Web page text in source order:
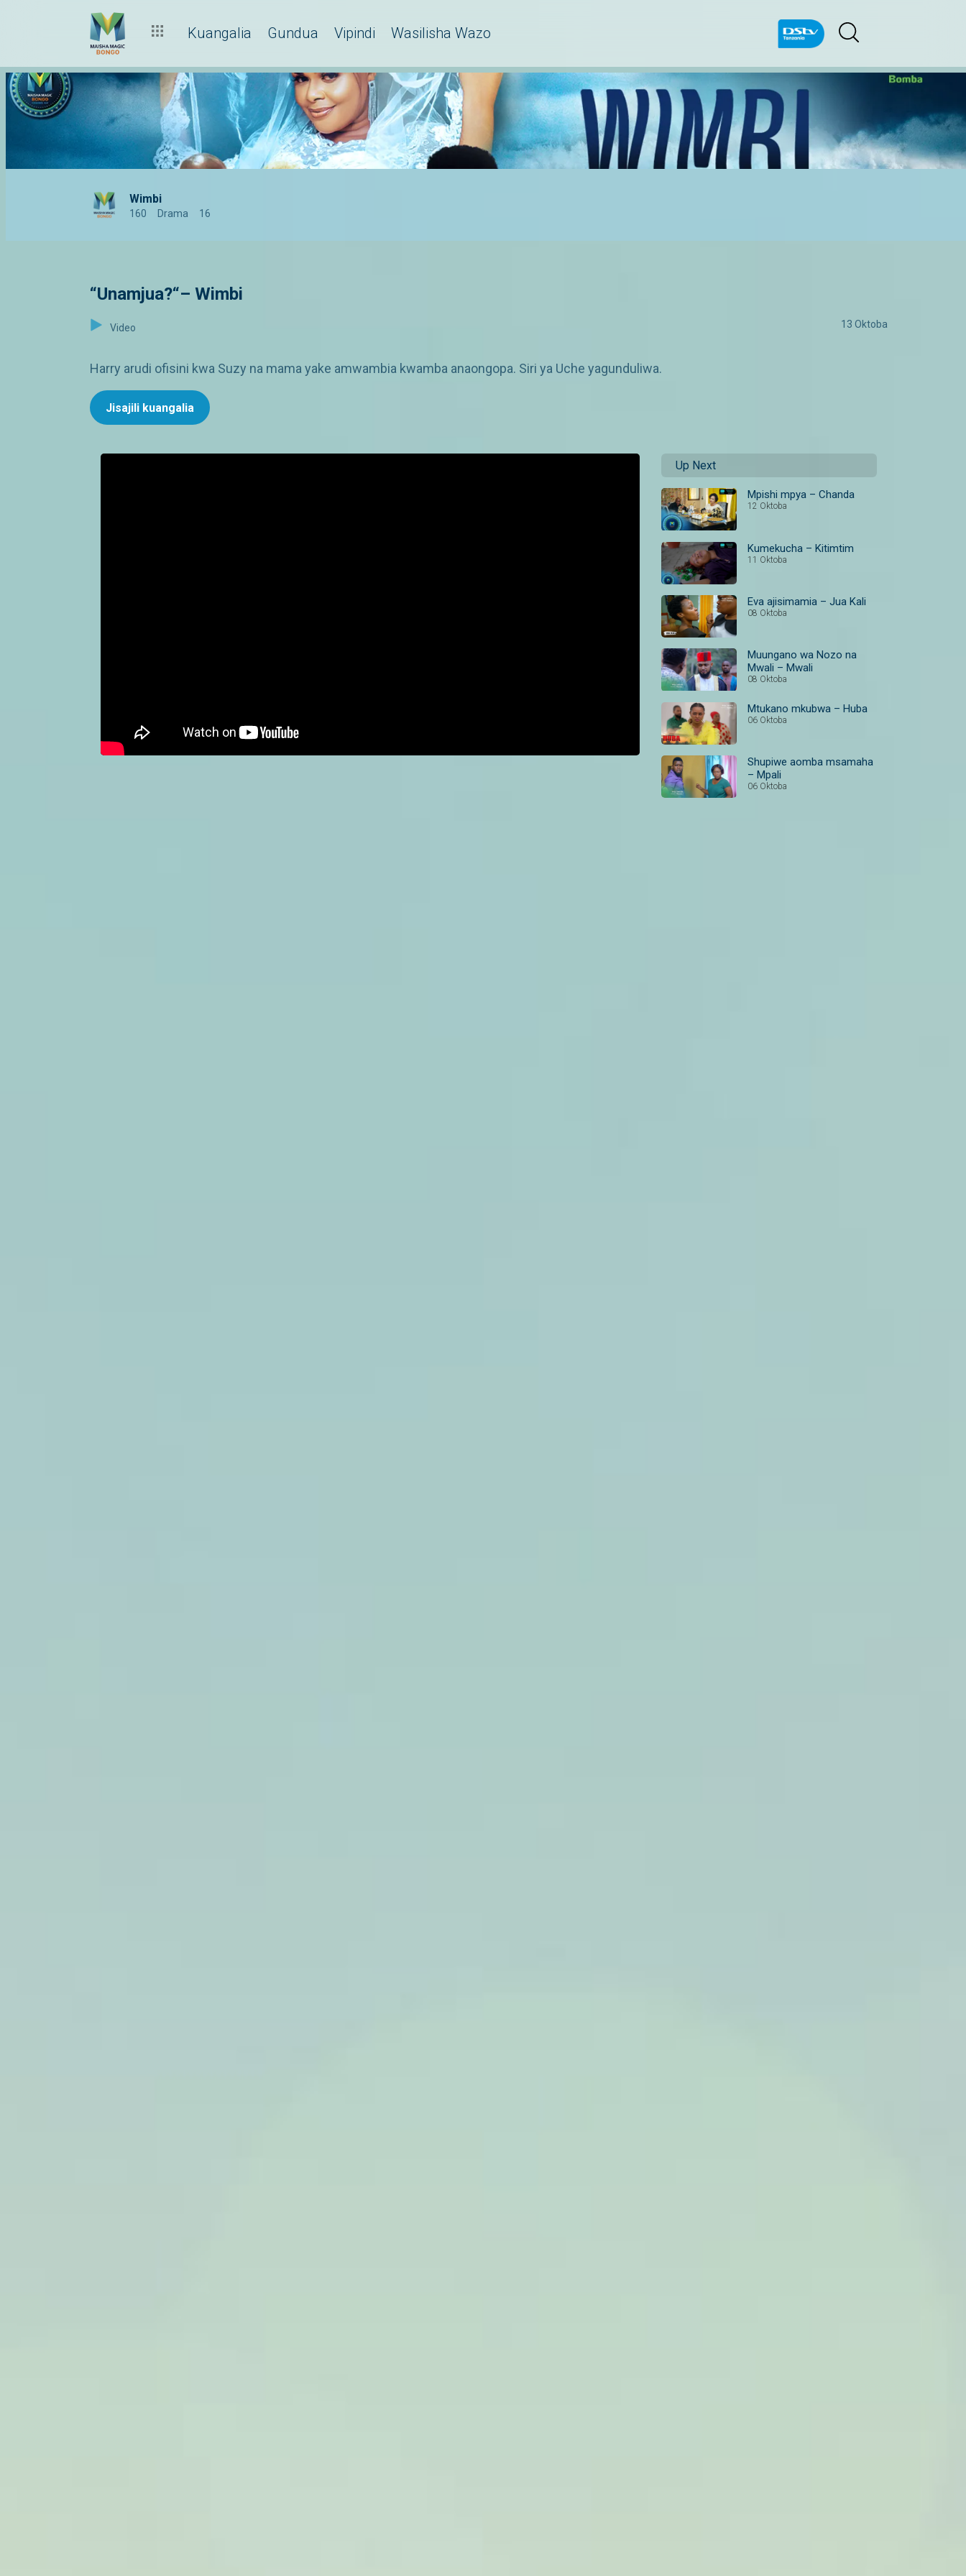
Kuangalia Gundua Vipindi Wasilisha Wazo
Wimbi
160 Drama 16
“Unamjua?“– Wimbi
Video 13 Oktoba
Harry arudi ofisini kwa Suzy na mama yake amwambia kwamba anaongopa. Siri ya Uche yagunduliwa.
Jisajili kuangalia
Up Next
Mpishi mpya – Chanda
12 Oktoba
Kumekucha – Kitimtim
11 Oktoba
Eva ajisimamia – Jua Kali
08 Oktoba
Muungano wa Nozo na
Mwali – Mwali
08 Oktoba
Mtukano mkubwa – Huba
06 Oktoba
Shupiwe aomba msamaha
– Mpali
06 Oktoba